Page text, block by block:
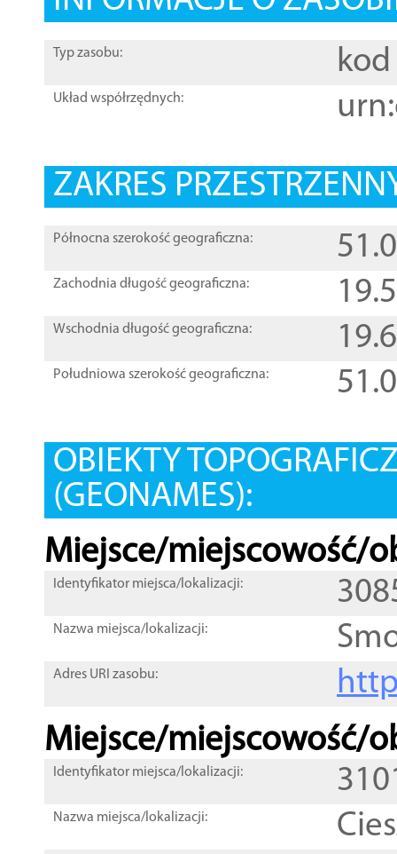
Typ zasobu: kod
Układ współrzędnych:
ZAKRES
Północna szerokość geograficzna:
Zachodnia długość geograficzna:
Wschodnia długość geograficzna:
Południowa szerokość geograficzna:
OBIEKTY
(GEONAMES):
Miejsce/miejscowość/
Identyfikator miejsca/lokalizacji:
Nazwa miejsca/lokalizacji:
Adres URI zasobu:
Miejsce/miejscowość/
Identyfikator miejsca/lokalizacji:
Nazwa miejsca/lokalizacji: